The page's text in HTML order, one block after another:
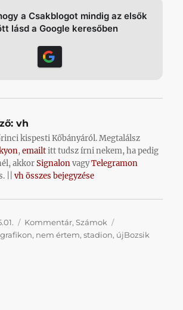
a Csakblogot mindig az elsők
lásd a Google keresőben
vh
kispesti Kőbányáról. Megtalálsz
,emailtitt tudsz írni nekem, ha pedig
akkorSignalonvagyTelegramon
||vh összes bejegyzése
Kategória
Kommentár,Számok
grafikon, nem értem,stadion, újBozsik